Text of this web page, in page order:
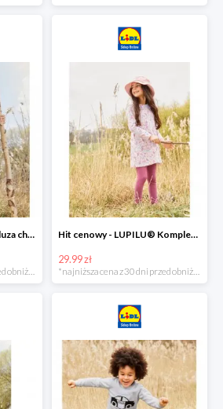
Hit cenowy - LUPILU® Bluza chłopięca w stylu college
*najniższa cena z 30 dni przed obniżką
Hit cenowy - LUPILU® Komplet dziewczęcy (sukienka + legginsy)
29.99 zł
*najniższa cena z 30 dni przed obniżką